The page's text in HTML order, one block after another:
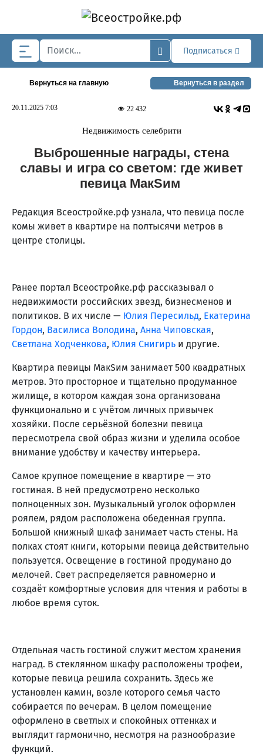
Skip to main content
Подписаться
Вернуться на главную Вернуться в раздел
20.11.2025 7:03 22 432
Недвижимость селебрити
Выброшенные награды, стена
славы и игра со светом: где живет
певица МакSим
Редакция Всеостройке.рф узнала, что певица после
комы живет в квартире на полтысячи метров в
центре столицы.
Ранее портал Всеостройке.рф рассказывал о
недвижимости российских звезд, бизнесменов и
политиков. В их числе — Юлия Пересильд, Екатерина
Гордон, Василиса Володина, Анна Чиповская,
Светлана Ходченкова, Юлия Снигирь и другие.
Квартира певицы МакSим занимает 500 квадратных
метров. Это просторное и тщательно продуманное
жилище, в котором каждая зона организована
функционально и с учётом личных привычек
хозяйки. После серьёзной болезни певица
пересмотрела свой образ жизни и уделила особое
внимание удобству и качеству интерьера.
Самое крупное помещение в квартире — это
гостиная. В ней предусмотрено несколько
полноценных зон. Музыкальный уголок оформлен
роялем, рядом расположена обеденная группа.
Большой книжный шкаф занимает часть стены. На
полках стоят книги, которыми певица действительно
пользуется. Освещение в гостиной продумано до
мелочей. Свет распределяется равномерно и
создаёт комфортные условия для чтения и работы в
любое время суток.
Отдельная часть гостиной служит местом хранения
наград. В стеклянном шкафу расположены трофеи,
которые певица решила сохранить. Здесь же
установлен камин, возле которого семья часто
собирается по вечерам. В целом помещение
оформлено в светлых и спокойных оттенках и
выглядит гармонично, несмотря на разнообразие
функций.